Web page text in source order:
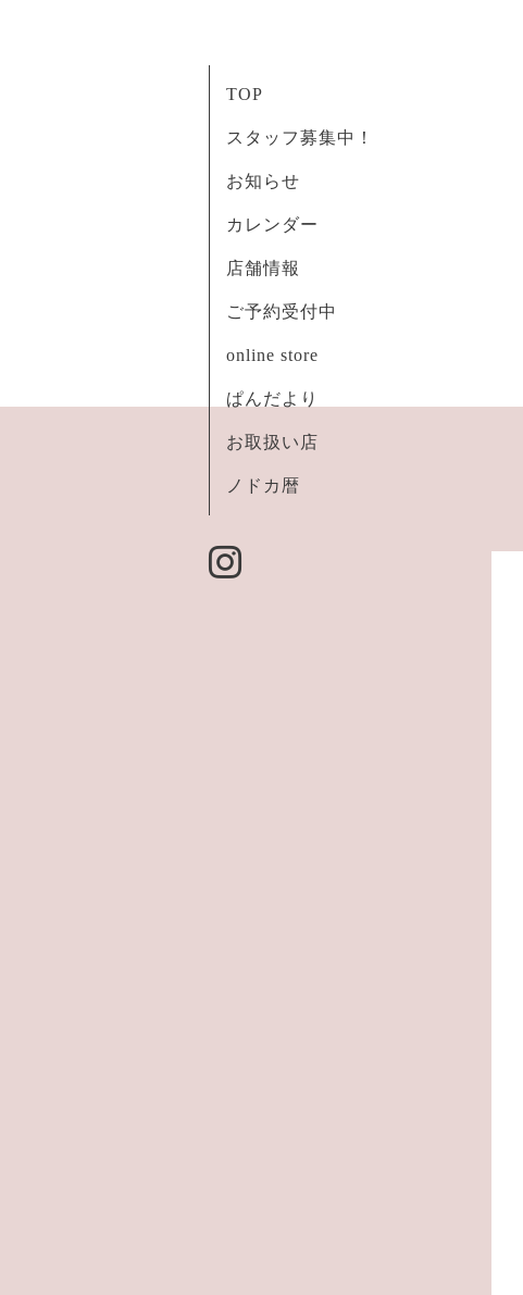
TOP
スタッフ募集中！
お知らせ
カレンダー
店舗情報
ご予約受付中
online store
ぱんだより
お取扱い店
ノドカ暦